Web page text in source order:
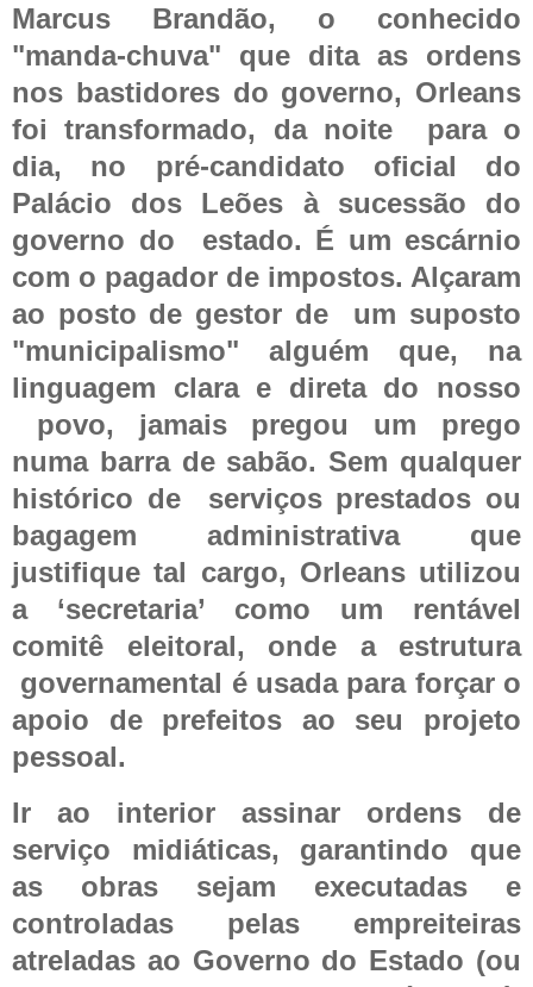
Marcus Brandão, o conhecido
"manda-chuva" que dita as ordens
nos bastidores do governo, Orleans
foi transformado, da noite
para o
dia, no pré-candidato oficial do
Palácio dos Leões à sucessão do
governo do
estado. É um escárnio
com o pagador de impostos. Alçaram
ao posto de gestor de
um suposto
"municipalismo" alguém que, na
linguagem clara e direta do nosso
povo, jamais pregou um prego
numa barra de sabão. Sem qualquer
histórico de
serviços prestados ou
bagagem administrativa que
justifique tal cargo, Orleans utilizou
a ‘secretaria’ como um rentável
comitê eleitoral, onde a estrutura
governamental é usada para forçar o
apoio de prefeitos ao seu projeto
pessoal.
Ir ao interior assinar ordens de
serviço midiáticas, garantindo que
as obras sejam executadas e
controladas pelas empreiteiras
atreladas ao Governo do Estado (ou